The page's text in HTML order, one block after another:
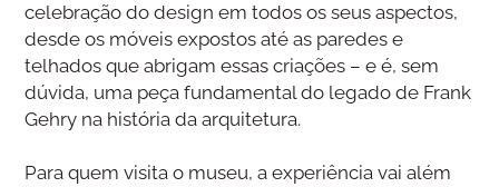
celebração do design em todos os seus aspectos,
desde os móveis expostos até as paredes e
telhados que abrigam essas criações – e é, sem
dúvida, uma peça fundamental do legado de Frank
Gehry na história da arquitetura.
Para quem visita o museu, a experiência vai além